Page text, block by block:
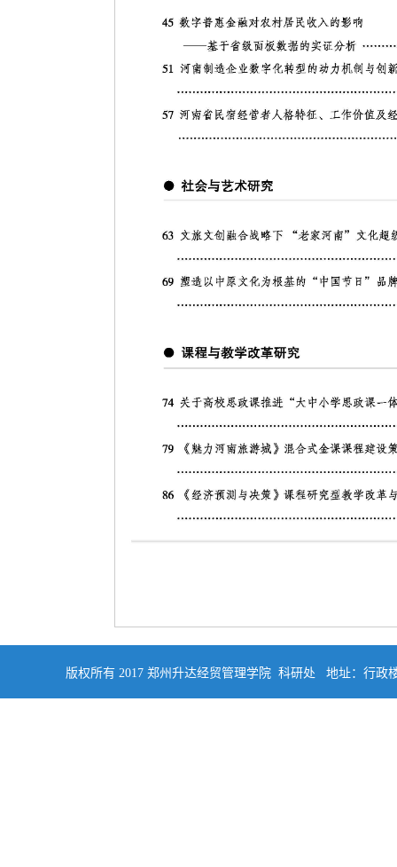
版权所有 2017 郑州升达经贸管理学院 科研处 地址：行政